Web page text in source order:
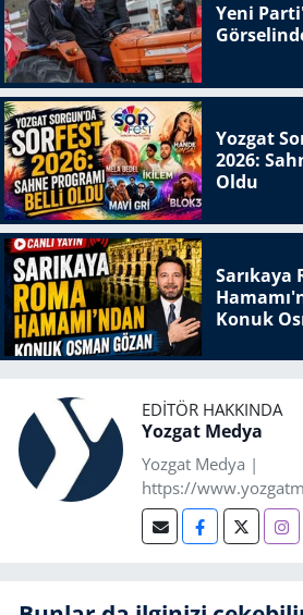
Yeni
Yozgat
2026:
Oldu
Sarıkaya
Konuk
EDITÖR HAKKINDA
Yozgat Medya
Yozgat Medya |
https://